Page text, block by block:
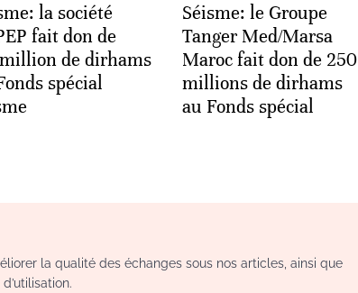
la société
fait don de
de dirhams
spécial
Séisme: le Groupe
Tanger Med/Marsa
Maroc fait don de 250
millions de dirhams
au Fonds spécial
la qualité des échanges sous nos articles, ainsi que